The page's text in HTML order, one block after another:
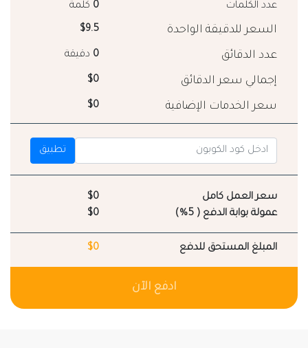
عدد الكلمات 0 كلمة
السعر للدقيقة الواحدة $9.5
عدد الدقائق 0 دقيقة
إجمالي سعر الدقائق $0
سعر الخدمات الإضافية $0
تطبيق
سعر العمل كامل
$0
عمولة بوابة الدفع ( 5%)
$0
المبلغ المستحق للدفع $0
ادفع الآن